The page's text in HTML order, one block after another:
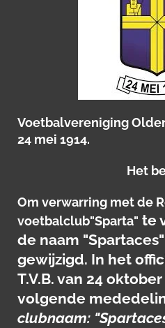
Voetbalvereniging
24 mei 1914.
Het
Om verwarring met de
voetbalclub"Sparta" te
de naam
gewijzigd. In het
T.V.B. van 24
volgende
clubnaam: